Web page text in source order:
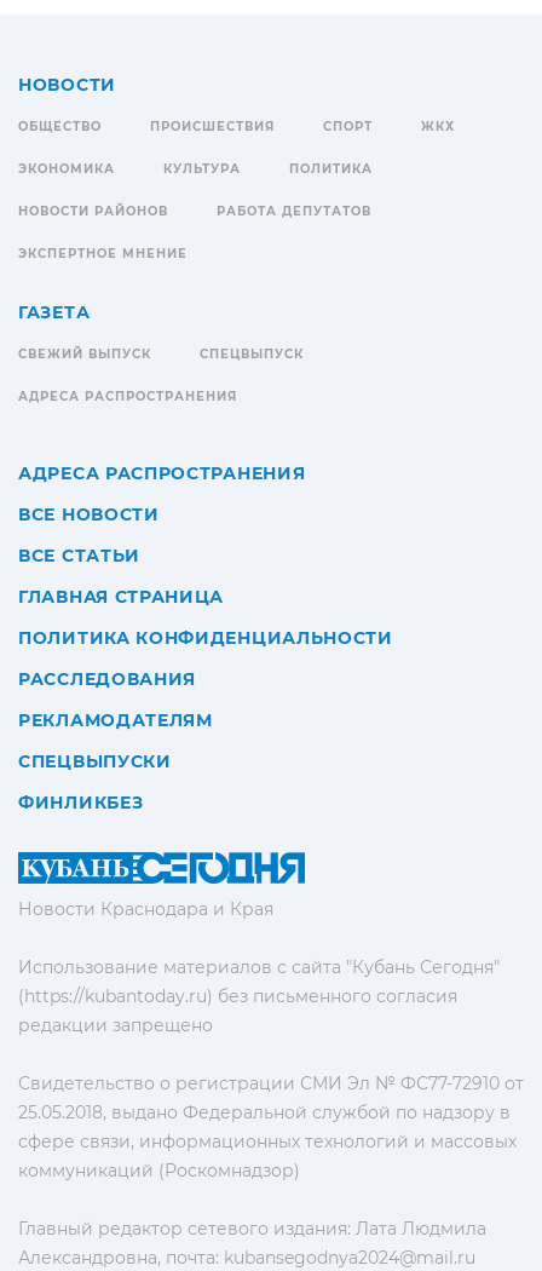
Новости Краснодара и Края
Использование материалов с сайта "Кубань Сегодня"
(https://kubantoday.ru) без письменного согласия
редакции запрещено
Свидетельство о регистрации СМИ Эл № ФС77-72910 от
25.05.2018, выдано Федеральной службой по надзору в
сфере связи, информационных технологий и массовых
коммуникаций (Роскомнадзор)
Главный редактор сетевого издания: Лата Людмила
Александровна, почта: kubansegodnya2024@mail.ru
НОВОСТИ
ОБЩЕСТВО ПРОИСШЕСТВИЯ СПОРТ ЖКХ
ЭКОНОМИКА КУЛЬТУРА ПОЛИТИКА
НОВОСТИ РАЙОНОВ РАБОТА ДЕПУТАТОВ
ЭКСПЕРТНОЕ МНЕНИЕ
ГАЗЕТА
СВЕЖИЙ ВЫПУСК СПЕЦВЫПУСК
АДРЕСА РАСПРОСТРАНЕНИЯ
АДРЕСА РАСПРОСТРАНЕНИЯ
ВСЕ НОВОСТИ
ВСЕ СТАТЬИ
ГЛАВНАЯ СТРАНИЦА
ПОЛИТИКА КОНФИДЕНЦИАЛЬНОСТИ
РАССЛЕДОВАНИЯ
РЕКЛАМОДАТЕЛЯМ
СПЕЦВЫПУСКИ
ФИНЛИКБЕЗ